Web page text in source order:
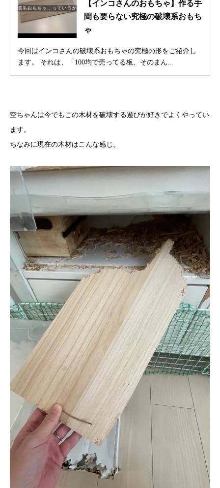
【インコさんのおもちゃ】作る手
間も要らない究極の破壊系おもち
ゃ
今回はインコさんの破壊系おもちゃの究極の形をご紹介し
ます。 それは、「100均で売ってる板、そのまん...
空ちゃんは今でもこの木材を破壊する遊びが好きでよくやってい
ます。
ちなみに現在の木材はこんな感じ。